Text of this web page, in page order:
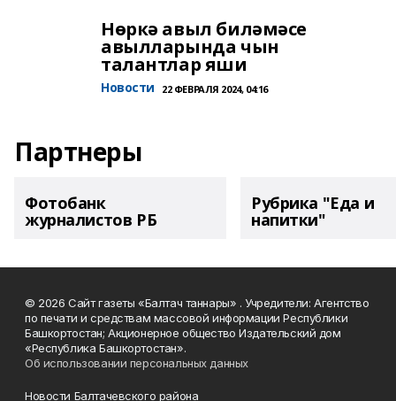
Нөркә авыл биләмәсе
авылларында чын
талантлар яши
Новости 22 ФЕВРАЛЯ 2024, 04:16
Партнеры
Фотобанк
журналистов РБ
Рубрика "Еда и
напитки"
© 2026 Сайт газеты «Балтач таннары» . Учредители: Агентство
по печати и средствам массовой информации Республики
Башкортостан; Акционерное общество Издательский дом
«Республика Башкортостан».
Об использовании персональных данных
Новости Балтачевского района